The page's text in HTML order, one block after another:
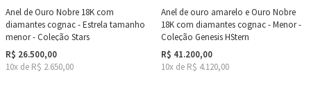
Anel de Ouro Nobre 18K com
diamantes cognac - Estrela tamanho
menor - Coleção Stars
R$ 26.500,00
10x de R$ 2.650,00
Anel de ouro amarelo e Ouro Nobre
18K com diamantes cognac - Menor -
Coleção Genesis HStern
R$ 41.200,00
10x de R$ 4.120,00